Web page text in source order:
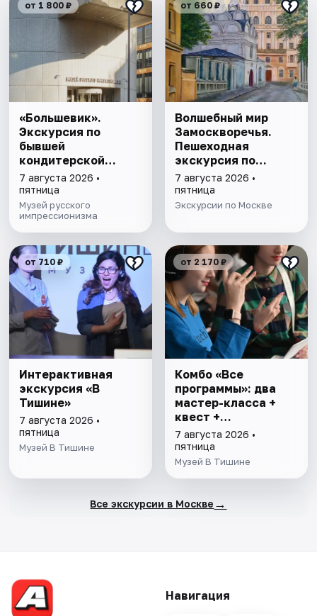
от 1 800 ₽
«Большевик».
Экскурсия по
бывшей
кондитерской
фабрике
7 августа 2026 •
пятница
Музей русского
импрессионизма
от 660 ₽
Волшебный мир
Замоскворечья.
Пешеходная
экскурсия по
Москве
7 августа 2026 •
пятница
Экскурсии по Москве
от 710 ₽
Интерактивная
экскурсия «В
Тишине»
7 августа 2026 •
пятница
Музей В Тишине
от 2 170 ₽
Комбо «Все
программы»: два
мастер-класса +
квест +
интерактивная
экскурсия
7 августа 2026 •
пятница
Музей В Тишине
Все экскурсии в Москве →
Навигация